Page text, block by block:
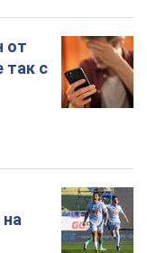
от
так с